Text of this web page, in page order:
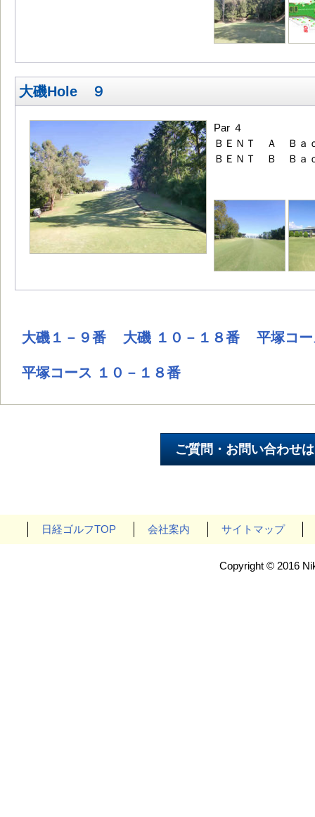
大磯Hole ９
Par ４
ＢＥＮＴ Ａ Ｂａ
ＢＥＮＴ Ｂ Ｂａ
大磯１－９番 大磯 １０－１８番 平塚コ
平塚コース １０－１８番
日経ゴルフTOP 会社案内 サイトマップ
Copyright © 2016